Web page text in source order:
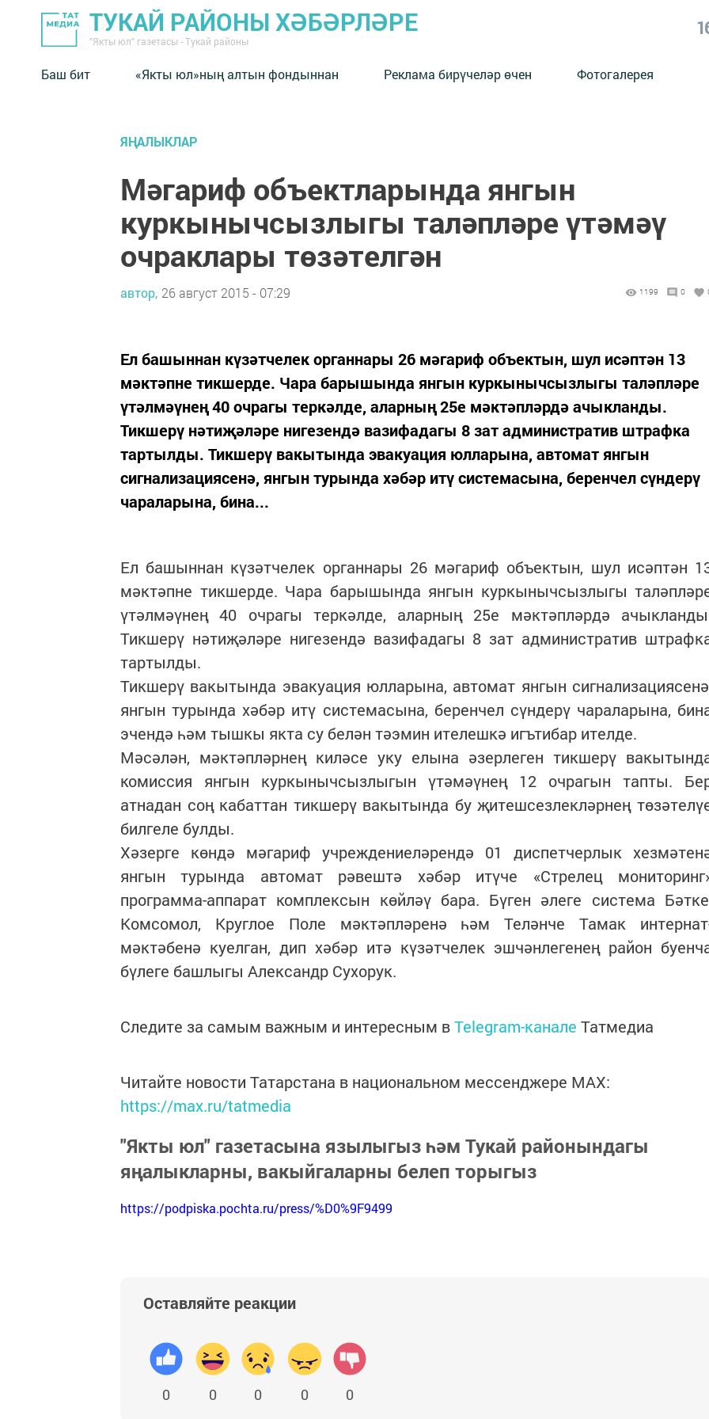
ТУКАЙ РАЙОНЫ ХӘБӘРЛӘРЕ
"Якты юл" газетасы - Тукай районы
Баш бит «Якты юл»ның алтын фондыннан Реклама бирүчеләр өчен Фотогалерея
ЯҢАЛЫКЛАР
Мәгариф объектларында янгын
куркынычсызлыгы таләпләре үтәмәү
очраклары төзәтелгән
автор, 26 август 2015 - 07:29 1199 0
Ел башыннан күзәтчелек органнары 26 мәгариф объектын, шул исәптән 13
мәктәпне тикшерде. Чара барышында янгын куркынычсызлыгы таләпләре
үтәлмәүнең 40 очрагы теркәлде, аларның 25е мәктәпләрдә ачыкланды.
Тикшерү нәтиҗәләре нигезендә вазифадагы 8 зат административ штрафка
тартылды. Тикшерү вакытында эвакуация юлларына, автомат янгын
сигнализациясенә, янгын турында хәбәр итү системасына, беренчел сүндерү
чараларына, бина...
Ел башыннан күзәтчелек органнары 26 мәгариф объектын, шул исәптән
мәктәпне тикшерде. Чара барышында янгын куркынычсызлыгы
үтәлмәүнең 40 очрагы теркәлде, аларның 25е мәктәпләрдә
Тикшерү нәтиҗәләре нигезендә вазифадагы 8 зат административ
тартылды.
Тикшерү вакытында эвакуация юлларына, автомат янгын
янгын турында хәбәр итү системасына, беренчел сүндерү чараларына,
эчендә һәм тышкы якта су белән тәэмин ителешкә игътибар ителде.
Мәсәлән, мәктәпләрнең киләсе уку елына әзерлеген тикшерү
комиссия янгын куркынычсызлыгын үтәмәүнең 12 очрагын тапты.
атнадан соң кабаттан тикшерү вакытында бу җитешсезлекләрнең
билгеле булды.
Хәзерге көндә мәгариф учреждениеләрендә 01 диспетчерлык
янгын турында автомат рәвештә хәбәр итүче «Стрелец
программа-аппарат комплексын көйләү бара. Бүген әлеге система
Комсомол, Круглое Поле мәктәпләренә һәм Теләнче Тамак
мәктәбенә куелган, дип хәбәр итә күзәтчелек эшчәнлегенең район
бүлеге башлыгы Александр Сухорук.
Следите за самым важным и интересным вTelegram-канале Татмедиа
Читайте новости Татарстана в национальном мессенджере MАХ:
https://max.ru/tatmedia
"Якты юл" газетасына язылыгыз һәм Тукай районындагы
яңалыкларны, вакыйгаларны белеп торыгыз
https://podpiska.pochta.ru/press/%D0%9F9499
Оставляйте реакции
0 0 0 0 0